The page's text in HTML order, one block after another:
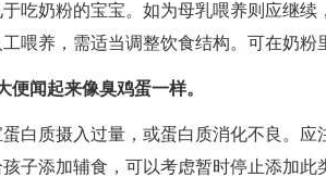
于吃奶粉的宝宝。如为母乳喂养则应继
喂养，需适当调整饮食结构。可在奶粉
便闻起来像臭鸡蛋一样。
白质摄入过量，或蛋白质消化不良。
子添加辅食，可以考虑暂时停止添加